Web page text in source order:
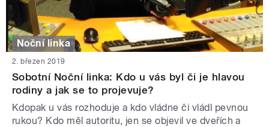
Noční linka
2. březen 2019
Sobotní Noční linka: Kdo u vás byl či je hlavou
rodiny a jak se to projevuje?
Kdopak u vás rozhoduje a kdo vládne či vládl pevnou
rukou? Kdo měl autoritu, jen se objevil ve dveřích a